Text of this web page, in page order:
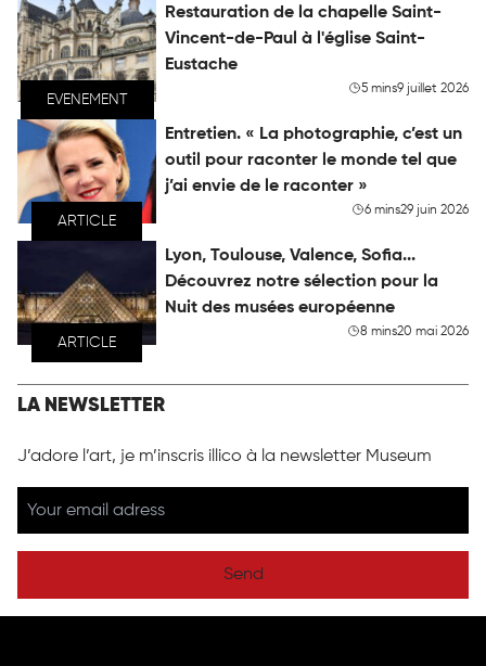
EVENEMENT
Restauration de la chapelle Saint-
Vincent-de-Paul à l'église Saint-
Eustache
5 mins9 juillet 2026
ARTICLE
Entretien. « La photographie, c’est un
outil pour raconter le monde tel que
j’ai envie de le raconter »
6 mins29 juin 2026
ARTICLE
Lyon, Toulouse, Valence, Sofia...
Découvrez notre sélection pour la
Nuit des musées européenne
8 mins20 mai 2026
LA NEWSLETTER
J’adore l’art, je m’inscris illico à la newsletter Museum
Send